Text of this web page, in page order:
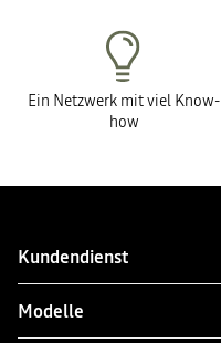
Ein Netzwerk mit viel Know-
how
Kundendienst
Modelle